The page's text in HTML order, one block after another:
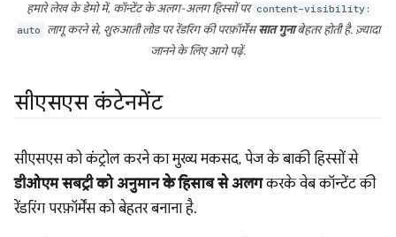
हमारे लेख के डेमो में, कॉन्टेंट के अलग-अलग हिस्सों पर content-visibility:
auto लागू करने से, शुरुआती लोड पर रेंडरिंग की परफ़ॉर्मेंससात गुनाबेहतर होती है. ज़्यादा
जानने के लिए आगे पढ़ें.
सीएसएस कंटेनमेंट
सीएसएस को कंट्रोल करने का मुख्य मकसद, पेज के बाकी हिस्सों से
डीओएम सबट्री को अनुमान के हिसाब से अलगकरके वेब कॉन्टेंट की
रेंडरिंग परफ़ॉर्मेंस को बेहतर बनाना है.